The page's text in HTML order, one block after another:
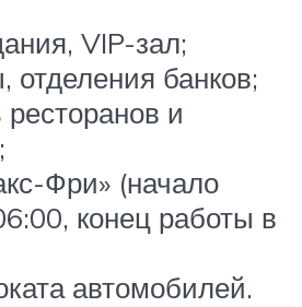
VIP-зал;
отделения банков;
и
Фри» (начало
конец работы в
автомобилей.